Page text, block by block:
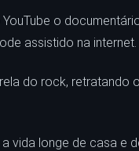
o documentário
assistido na internet.
do rock, retratando
vida longe de casa e